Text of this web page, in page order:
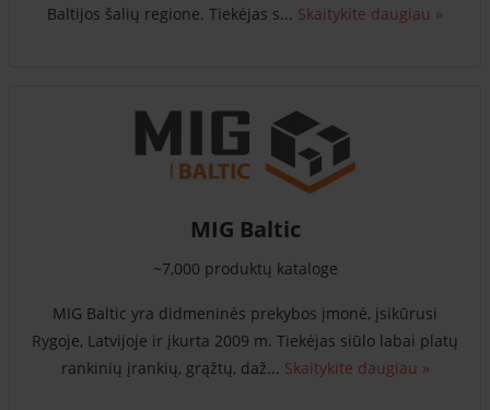
Baltijos šalių regione. Tiekėjas s... Skaitykite daugiau »
MIG Baltic
~7,000 produktų kataloge
MIG Baltic yra didmeninės prekybos įmonė, įsikūrusi
Rygoje, Latvijoje ir įkurta 2009 m. Tiekėjas siūlo labai platų
rankinių įrankių, grąžtų, daž... Skaitykite daugiau »